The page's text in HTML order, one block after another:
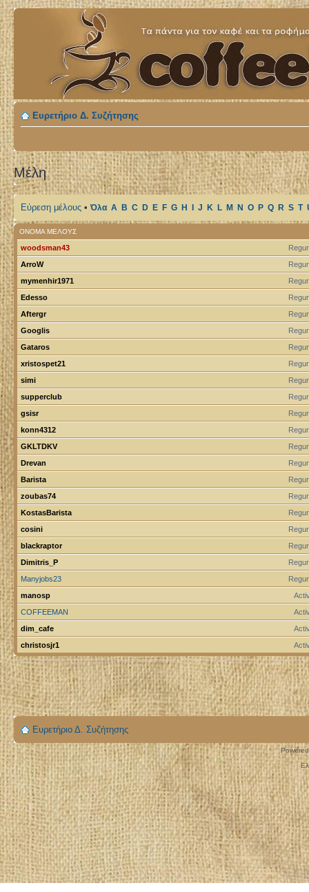
Ευρετήριο Δ. Συζήτησης
Μέλη
Εύρεση μέλους •Όλα A B C D E F G H J K L M N O P Q R S T
ΌΝΟΜΑ ΜΈΛΟΥΣ
woodsman43
ArroW
mymenhir1971
Edesso
Aftergr
Googlis
Gataros
xristospet21
simi
supperclub
gsisr
konn4312
GKLTDKV
Drevan
Barista
zoubas74
KostasBarista
cosini
blackraptor
Dimitris_P
Manyjobs23
manosp
COFFEEMAN
dim_cafe
christosjr1
Ευρετήριο Δ. Συζήτησης